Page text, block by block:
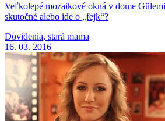
Veľkolepé mozaikové okná v dome
skutočné alebo ide o „fejk“?
Dovidenia, stará mama
16. 03. 2016